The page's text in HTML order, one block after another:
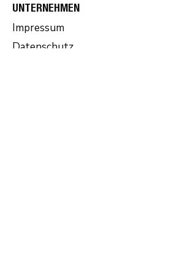
UNTERNEHMEN
Impressum
Datenschutz